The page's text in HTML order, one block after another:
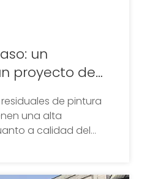
un
proyecto de
pintura en
de
de pintura
una alta
a calidad del
residuales según su